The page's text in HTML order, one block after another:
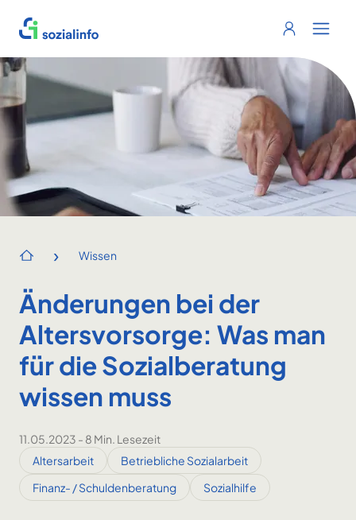
Sozialinfo
Login
Startseite
› Wissen
Änderungen bei der
Altersvorsorge: Was man
für die Sozialberatung
wissen muss
11.05.2023 - 8 Min. Lesezeit
Altersarbeit
Betriebliche Sozialarbeit
Finanz- / Schuldenberatung
Sozialhilfe